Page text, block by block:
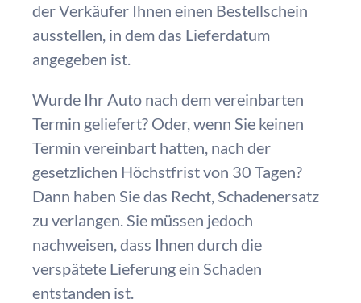
der Verkäufer Ihnen einen Bestellschein
ausstellen, in dem das Lieferdatum
angegeben ist.
Wurde Ihr Auto nach dem vereinbarten
Termin geliefert? Oder, wenn Sie keinen
Termin vereinbart hatten, nach der
gesetzlichen Höchstfrist von 30 Tagen?
Dann haben Sie das Recht, Schadenersatz
zu verlangen. Sie müssen jedoch
nachweisen, dass Ihnen durch die
verspätete Lieferung ein Schaden
entstanden ist.